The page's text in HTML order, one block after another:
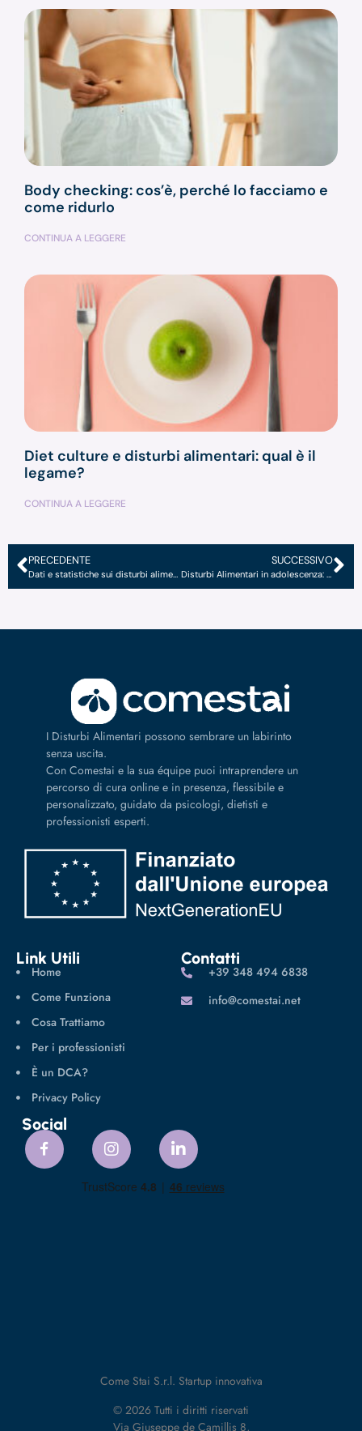
Body checking: cos’è, perché lo facciamo e
come ridurlo
CONTINUA A LEGGERE
Diet culture e disturbi alimentari: qual è il
legame?
CONTINUA A LEGGERE
PRECEDENTE
Dati e statistiche sui disturbi alimentari nel 2024
SUCCESSIVO
Disturbi Alimentari in adolescenza: cosa c’è da sapere?
I Disturbi Alimentari possono sembrare un labirinto
senza uscita.
Con Comestai e la sua équipe puoi intraprendere un
percorso di cura online e in presenza, flessibile e
personalizzato, guidato da psicologi, dietisti e
professionisti esperti.
Link Utili
Home
Come Funziona
Cosa Trattiamo
Per i professionisti
È un DCA?
Privacy Policy
Contatti
‪+39 348 494 6838
info@comestai.net
Social
Come Stai S.r.l. Startup innovativa
© 2026 Tutti i diritti riservati
Via Giuseppe de Camillis 8,